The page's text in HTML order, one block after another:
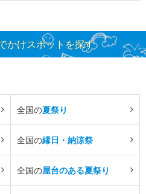
かけスポットを探す
全国の夏祭り
全国の縁日・納涼祭
全国の屋台のある夏祭り